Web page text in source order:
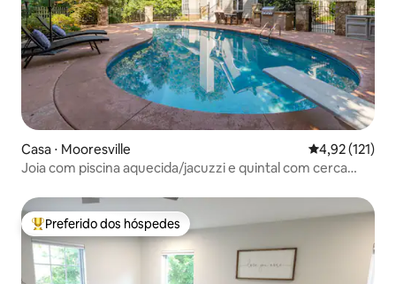
Casa ⋅ Mooresville 4,92 de uma
4,92 (121)
Joia com piscina aquecida/jacuzzi e quintal com cerca
Entre os melhores preferidos dos hóspedes
Preferido dos hóspedes